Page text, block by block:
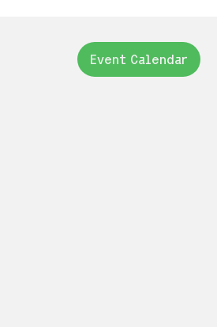
Event Calendar